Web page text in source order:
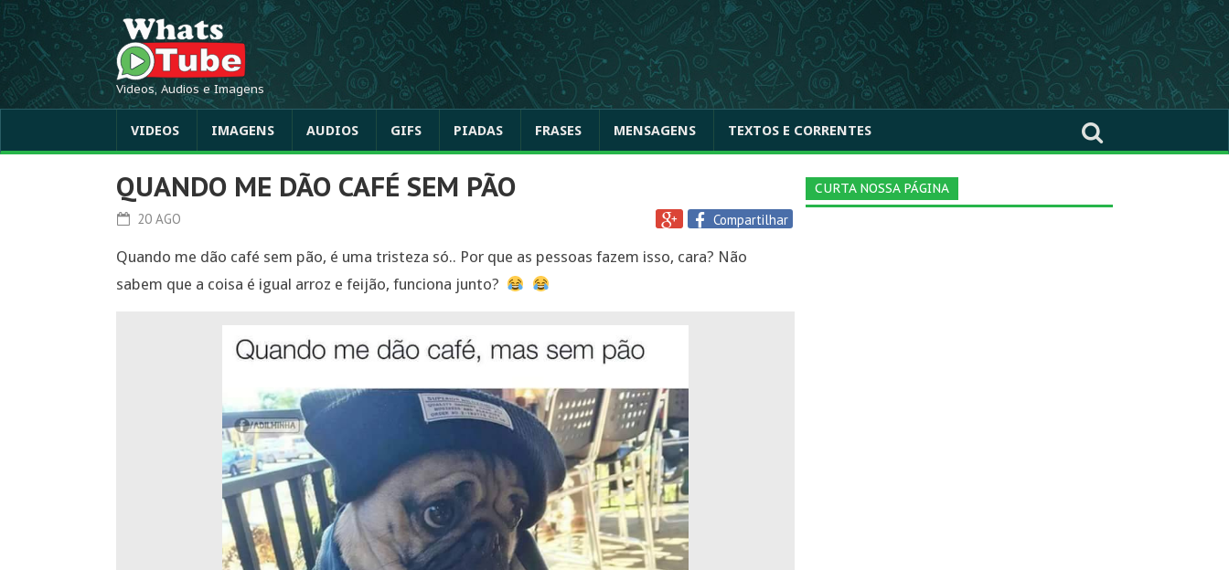
Videos, Audios e Imagens
VIDEOS IMAGENS AUDIOS GIFS PIADAS FRASES MENSAGENS TEXTOS E CORRENTES
QUANDO ME DÃO CAFÉ SEM PÃO
20 AGO Compartilhar
Quando me dão café sem pão, é uma tristeza só.. Por que as pessoas fazem isso, cara? Não
sabem que a coisa é igual arroz e feijão, funciona junto?
CURTA NOSSA PÁGINA